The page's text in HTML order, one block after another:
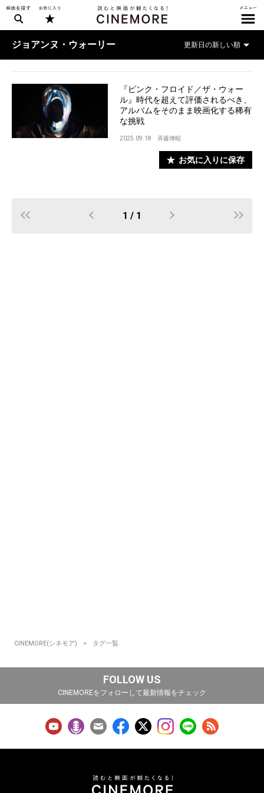
ジョアンヌ・ウォーリー
『ピンク・フロイド／ザ・ウォー
ル』時代を超えて評価されるべき、
アルバムをそのまま映画化する稀有
な挑戦
2025.09.18 斉藤博昭
お気に入りに保存
1 / 1
CINEMORE(シネモア) タグ一覧
FOLLOW US
CINEMOREをフォローして最新情報をチェック